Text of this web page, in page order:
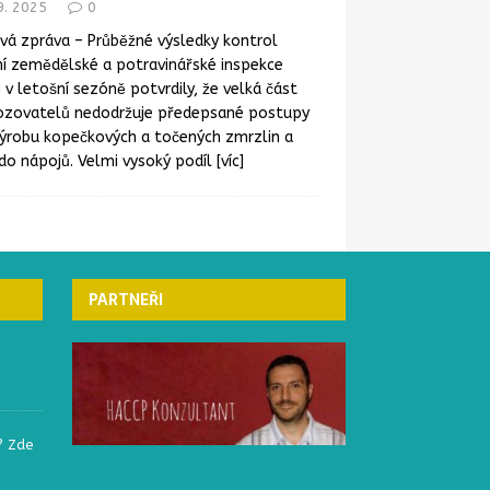
2025 0
zpráva – Průběžné výsledky kontrol
zemědělské a potravinářské inspekce
v letošní sezóně potvrdily, že velká část
nedodržuje předepsané postupy
kopečkových a točených zmrzlin a
nápojů. Velmi vysoký podíl [víc]
ČESKÁ REPUBLIKA
Zde
PARTNEŘI